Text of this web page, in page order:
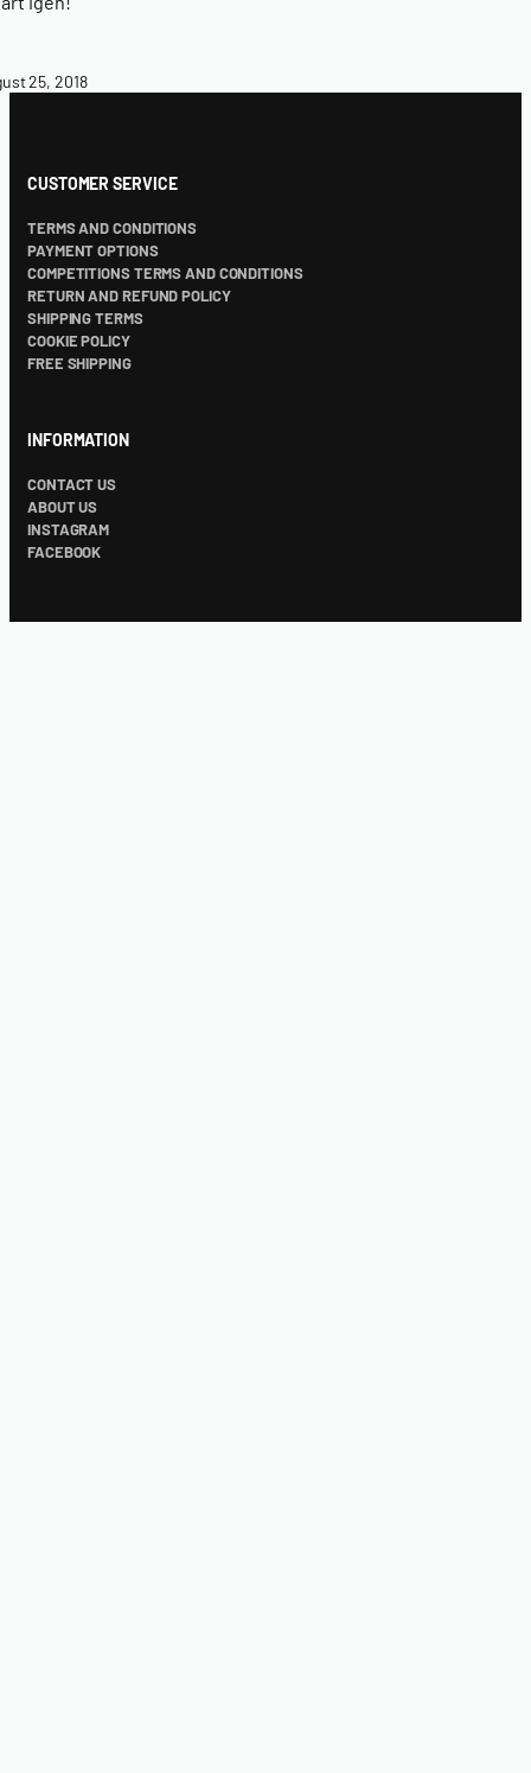
25, 2018
CUSTOMER SERVICE
TERMS AND CONDITIONS
PAYMENT OPTIONS
COMPETITIONS TERMS AND CONDITIONS
RETURN AND REFUND POLICY
SHIPPING TERMS
COOKIE POLICY
FREE SHIPPING
INFORMATION
CONTACT US
ABOUT US
INSTAGRAM
FACEBOOK